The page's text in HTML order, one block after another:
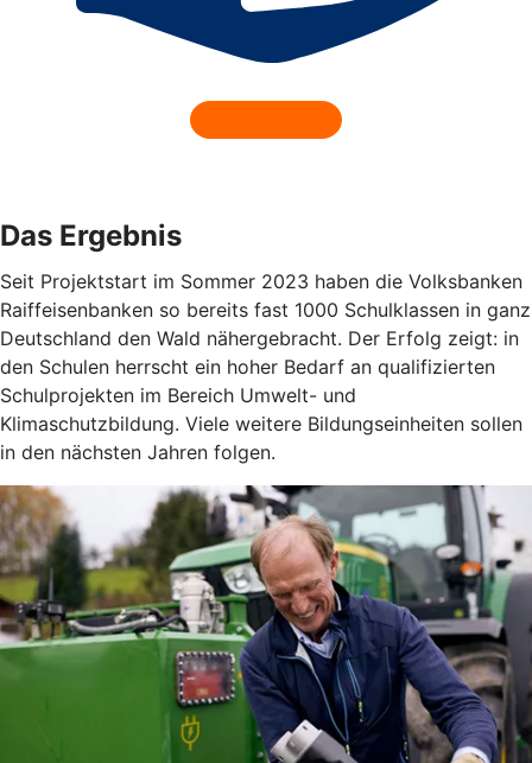
Das Ergebnis
Seit Projektstart im Sommer 2023 haben die Volksbanken
Raiffeisenbanken so bereits fast 1000 Schulklassen in ganz
Deutschland den Wald nähergebracht. Der Erfolg zeigt: in
den Schulen herrscht ein hoher Bedarf an qualifizierten
Schulprojekten im Bereich Umwelt- und
Klimaschutzbildung. Viele weitere Bildungseinheiten sollen
in den nächsten Jahren folgen.